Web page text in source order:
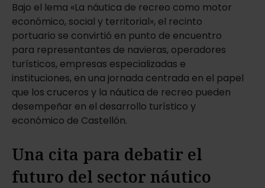
Bajo el lema «La náutica de recreo como motor
económico, social y territorial», el recinto
portuario se convirtió en punto de encuentro
para representantes de navieras, operadores
turísticos, empresas especializadas e
instituciones, en una jornada centrada en el papel
que los cruceros y la náutica de recreo pueden
desempeñar en el desarrollo turístico y
económico de Castellón.
Una cita para debatir el
futuro del sector náutico